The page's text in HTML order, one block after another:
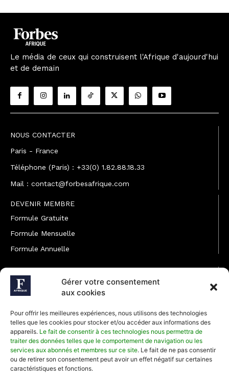
Gérer votre consentement
aux cookies
Pour offrir les meilleures expériences, nous utilisons des technologies
telles que les cookies pour stocker et/ou accéder aux informations des
appareils. Le fait de consentir à ces technologies nous permettra de
traiter des données telles que le comportement de navigation ou les
services aux abonnés et membres sur ce site. Le fait de ne pas consentir
ou de retirer son consentement peut avoir un effet négatif sur certaines
caractéristiques et fonctions.
Le média de ceux qui construisent l'Afrique d'aujourd'hui
et de demain
NOUS CONTACTER
Paris - France
Téléphone (Paris) : +33(0) 1.82.88.18.33
Mail : contact@forbesafrique.com
DEVENIR MEMBRE
Formule Gratuite
Formule Mensuelle
Formule Annuelle
JOINDRE L'ÉQUIPE
Rédaction
Développement commercial
Communiquer avec Forbes Afrique
Média Kit 2026